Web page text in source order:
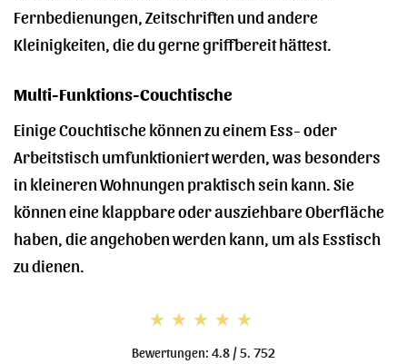
Fernbedienungen, Zeitschriften und andere
Kleinigkeiten, die du gerne griffbereit hättest.
Multi-Funktions-Couchtische
Einige Couchtische können zu einem Ess- oder
Arbeitstisch umfunktioniert werden, was besonders
in kleineren Wohnungen praktisch sein kann. Sie
können eine klappbare oder ausziehbare Oberfläche
haben, die angehoben werden kann, um als Esstisch
zu dienen.
★★★★★
★★★★★
Bewertungen: 4.8 / 5. 752